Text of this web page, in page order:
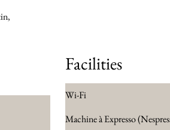
Wi-Fi
Machine à Expresso
Facilities